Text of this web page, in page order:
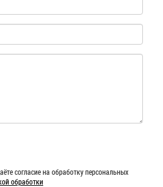
согласие на обработку персональных
обработки